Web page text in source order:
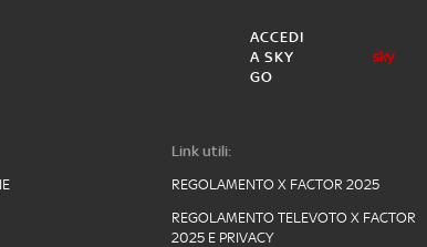
ACCEDI
A SKY
GO
Link utili:
REGOLAMENTO X FACTOR 2025
REGOLAMENTO TELEVOTO X FACTOR
2025 E PRIVACY